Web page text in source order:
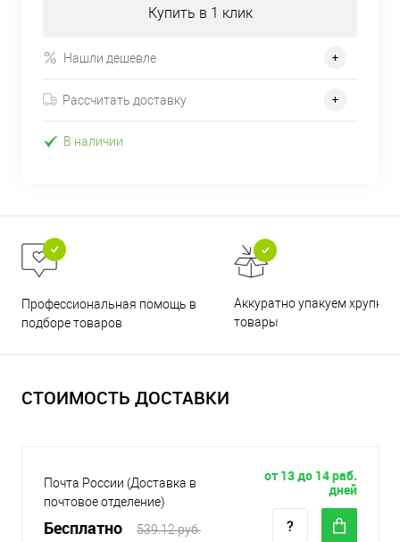
Купить в 1 клик
Нашли дешевле
Рассчитать доставку
В наличии
Профессиональная помощь в
подборе товаров
Аккуратно упакуем хрупкие
товары
СТОИМОСТЬ ДОСТАВКИ
Почта России (Доставка в
почтовое отделение)
Бесплатно 539.12 руб.
от 13 до 14 раб.
дней